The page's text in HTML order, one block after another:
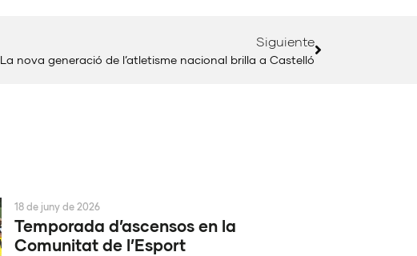
Siguiente
La nova generació de l’atletisme nacional brilla a Castelló
Temporada d’ascensos en la
Comunitat de l’Esport
18 de juny de 2026